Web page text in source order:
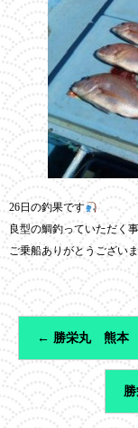
26日の釣果です
良型の鯛釣っていただく
ご乗船ありがとうござい
← 勝栄丸 熊本